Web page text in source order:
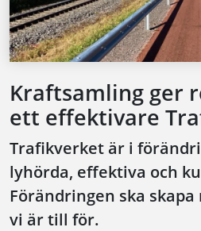
Kraftsamling ger
ett effektivare
Trafikverket är i
lyhörda, effektiva och
Förändringen ska
vi är till för.